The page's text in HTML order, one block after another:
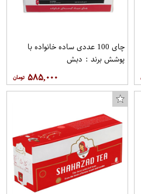
چای 100 عددی ساده خانواده با
پوشش برند : دبش
۵۸۵,۰۰۰